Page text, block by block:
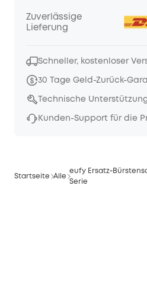
Zuverlässige
Lieferung
Schneller, kostenloser
30 Tage Geld-Zurück-
Technische
Kunden-Support für die
Startseite Alle
eufy
Serie